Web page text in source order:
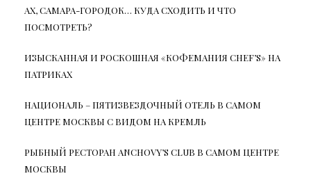
АХ, САМАРА-ГОРОДОК… КУДА СХОДИТЬ И ЧТО
ПОСМОТРЕТЬ?
ИЗЫСКАННАЯ И РОСКОШНАЯ «КОФЕМАНИЯ CHEF’S» НА
ПАТРИКАХ
НАЦИОНАЛЬ – ПЯТИЗВЕЗДОЧНЫЙ ОТЕЛЬ В САМОМ
ЦЕНТРЕ МОСКВЫ С ВИДОМ НА КРЕМЛЬ
РЫБНЫЙ РЕСТОРАН ANCHOVY’S CLUB В САМОМ ЦЕНТРЕ
МОСКВЫ